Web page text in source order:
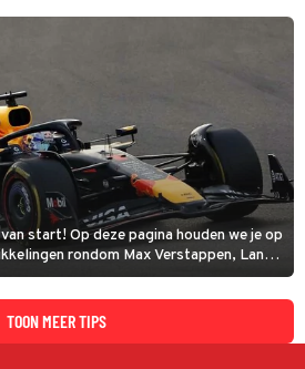
start! Op deze pagina houden we je op
rondom Max Verstappen, Lando
en GP's.
TOON MEER TIPS